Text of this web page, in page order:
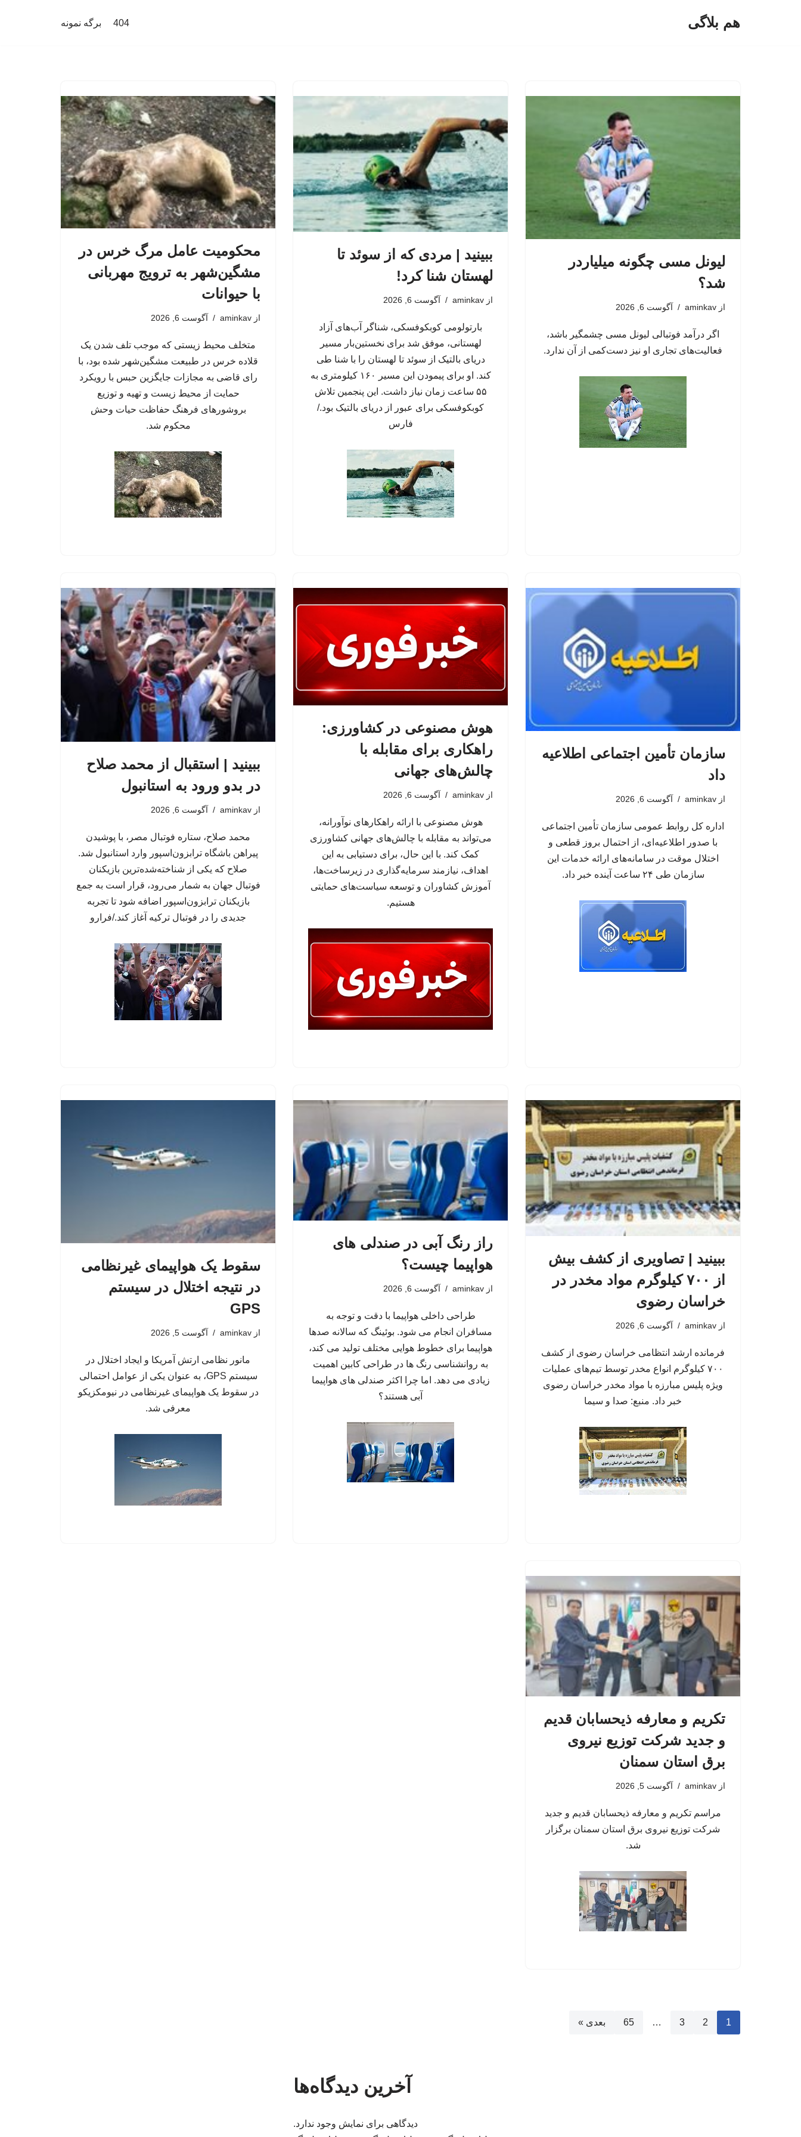
هم بلاگی 404 برگه نمونه
لیونل مسی چگونه میلیاردر
شد؟
از aminkav آگوست 6, 2026
اگر درآمد فوتبالی لیونل مسی چشمگیر باشد،
فعالیت‌های تجاری او نیز دست‌کمی از آن ندارد.
ببینید | مردی که از سوئد تا
لهستان شنا کرد!
از aminkav آگوست 6, 2026
بارتولومی کوبکوفسکی، شناگر آب‌های آزاد
لهستانی، موفق شد برای نخستین‌بار مسیر
دریای بالتیک از سوئد تا لهستان را با شنا طی
کند. او برای پیمودن این مسیر ۱۶۰ کیلومتری به
۵۵ ساعت زمان نیاز داشت. این پنجمین تلاش
کوبکوفسکی برای عبور از دریای بالتیک بود./
فارس
محکومیت عامل مرگ خرس در
مشگین‌شهر به ترویج مهربانی
با حیوانات
از aminkav آگوست 6, 2026
متخلف محیط زیستی که موجب تلف شدن یک
قلاده خرس در طبیعت مشگین‌شهر شده بود، با
رای قاضی به مجازات جایگزین حبس با رویکرد
حمایت از محیط زیست و تهیه و توزیع
بروشورهای فرهنگ حفاظت حیات وحش
محکوم شد.
سازمان تأمین اجتماعی اطلاعیه
داد
از aminkav آگوست 6, 2026
اداره کل روابط عمومی سازمان تأمین اجتماعی
با صدور اطلاعیه‌ای، از احتمال بروز قطعی و
اختلال موقت در سامانه‌های ارائه خدمات این
سازمان طی ۲۴ ساعت آینده خبر داد.
هوش مصنوعی در کشاورزی:
راهکاری برای مقابله با
چالش‌های جهانی
از aminkav آگوست 6, 2026
هوش مصنوعی با ارائه راهکارهای نوآورانه،
می‌تواند به مقابله با چالش‌های جهانی کشاورزی
کمک کند. با این حال، برای دستیابی به این
اهداف، نیازمند سرمایه‌گذاری در زیرساخت‌ها،
آموزش کشاوران و توسعه سیاست‌های حمایتی
هستیم.
ببینید | استقبال از محمد صلاح
در بدو ورود به استانبول
از aminkav آگوست 6, 2026
محمد صلاح، ستاره فوتبال مصر، با پوشیدن
پیراهن باشگاه ترابزون‌اسپور وارد استانبول شد.
صلاح که یکی از شناخته‌شده‌ترین بازیکنان
فوتبال جهان به شمار می‌رود، قرار است به جمع
بازیکنان ترابزون‌اسپور اضافه شود تا تجربه
جدیدی را در فوتبال ترکیه آغاز کند./فرارو
ببینید | تصاویری از کشف بیش
از ۷۰۰ کیلوگرم مواد مخدر در
خراسان رضوی
از aminkav آگوست 6, 2026
فرمانده ارشد انتظامی خراسان رضوی از کشف
۷۰۰ کیلوگرم انواع مخدر توسط تیم‌های عملیات
ویژه پلیس مبارزه با مواد مخدر خراسان رضوی
خبر داد. منبع: صدا و سیما
راز رنگ آبی در صندلی های
هواپیما چیست؟
از aminkav آگوست 6, 2026
طراحی داخلی هواپیما با دقت و توجه به
مسافران انجام می شود. بوئینگ که سالانه صدها
هواپیما برای خطوط هوایی مختلف تولید می کند،
به روانشناسی رنگ ها در طراحی کابین اهمیت
زیادی می دهد. اما چرا اکثر صندلی های هواپیما
آبی هستند؟
سقوط یک هواپیمای غیرنظامی
در نتیجه اختلال در سیستم‌
GPS
از aminkav آگوست 5, 2026
مانور نظامی ارتش آمریکا و ایجاد اختلال در
سیستم‌ GPS، به عنوان یکی از عوامل احتمالی
در سقوط یک هواپیمای غیرنظامی در نیومکزیکو
معرفی شد.
تکریم و معارفه ذیحسابان قدیم
و جدید شرکت توزیع نیروی
برق استان سمنان
از aminkav آگوست 5, 2026
مراسم تکریم و معارفه ذیحسابان قدیم و جدید
شرکت توزیع نیروی برق استان سمنان برگزار
شد.
1
2
3
…
65 بعدی »
آخرین دیدگاه‌ها
دیدگاهی برای نمایش وجود ندارد.